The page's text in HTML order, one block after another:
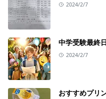
2024/2/7
中学受験最終
2024/2/7
おすすめプリ